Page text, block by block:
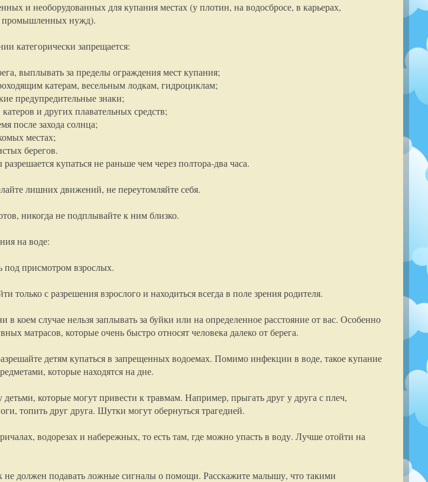
и необорудованных для купания местах (у плотин, на водосбросе, в карьерах,
промышленных нужд).
категорически запрещается:
выплывать за пределы ограждения мест купания;
катерам, весельным лодкам, гидроциклам;
предупредительные знаки;
и других плавательных средств;
после захода солнца;
местах;
берегов.
купаться не раньше чем через полтора-два часа.
лишних движений, не переутомляйте себя.
никогда не подплывайте к ним близко.
на воде:
под присмотром взрослых.
только с разрешения взрослого и находиться всегда в поле зрения родителя.
в коем случае нельзя заплывать за буйки или на определенное расстояние от вас. Особенно
матрасов, которые очень быстро относят человека далеко от берега.
детям купаться в запрещенных водоемах. Помимо инфекции в воде, такое купание
которые находятся на дне.
которые могут привести к травмам. Например, прыгать друг у друга с плеч,
топить друг друга. Шутки могут обернуться трагедией.
водорезах и набережных, то есть там, где можно упасть в воду. Лучше отойти на
не должен подавать ложные сигналы о помощи. Расскажите малышу, что такими